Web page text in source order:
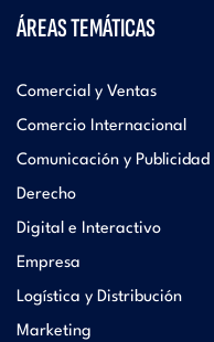
ÁREAS TEMÁTICAS
Comercial y Ventas
Comercio Internacional
Comunicación y Publicidad
Derecho
Digital e Interactivo
Empresa
Logística y Distribución
Marketing